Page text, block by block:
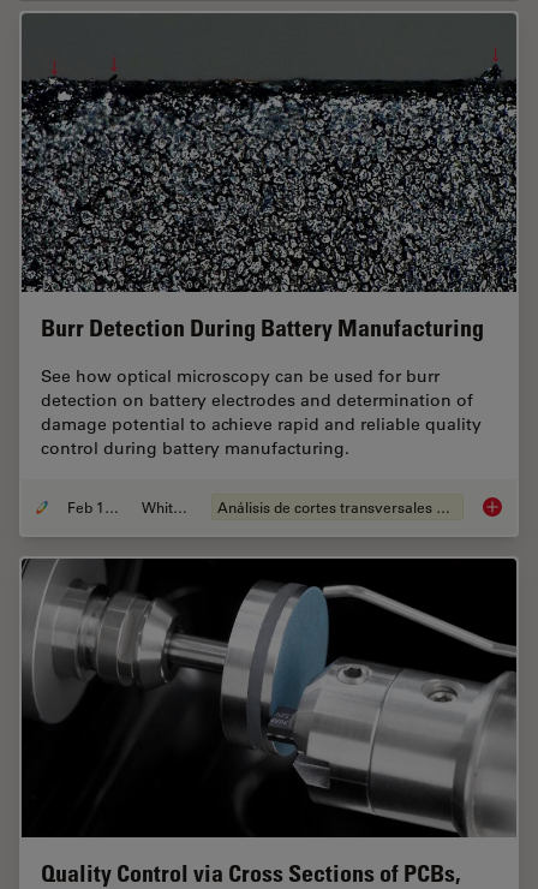
Burr Detection During Battery Manufacturing
See how optical microscopy can be used for burr
detection on battery electrodes and determination of
damage potential to achieve rapid and reliable quality
control during battery manufacturing.
Feb 12, 2026 Whitepaper Análisis de cortes transversales para la microelectrónica Burr
Quality Control via Cross Sections of PCBs,